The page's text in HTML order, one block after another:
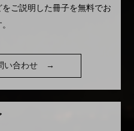
ご説明した冊子を無料でお
い合わせ →